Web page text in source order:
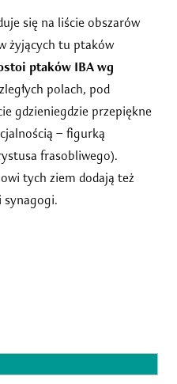
się na liście obszarów
żyjących tu ptaków
ptaków IBA wg
polach, pod
gdzieniegdzie przepiękne
– figurką
frasobliwego).
tych ziem dodają też
synagogi.